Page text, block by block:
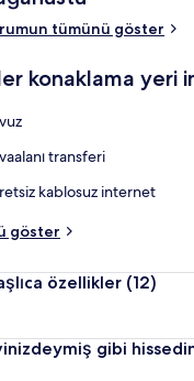
tümünü göster
konaklama yeri
transferi
kablosuz internet
göster
özellikler (12)
gibi